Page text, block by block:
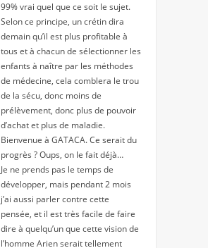
99% vrai quel que ce soit le sujet.
Selon ce principe, un crétin dira
demain qu’il est plus profitable à
tous et à chacun de sélectionner les
enfants à naître par les méthodes
de médecine, cela comblera le trou
de la sécu, donc moins de
prélèvement, donc plus de pouvoir
d’achat et plus de maladie.
Bienvenue à GATACA. Ce serait du
progrès ? Oups, on le fait déjà…
Je ne prends pas le temps de
développer, mais pendant 2 mois
j’ai aussi parler contre cette
pensée, et il est très facile de faire
dire à quelqu’un que cette vision de
l’homme Arien serait tellement